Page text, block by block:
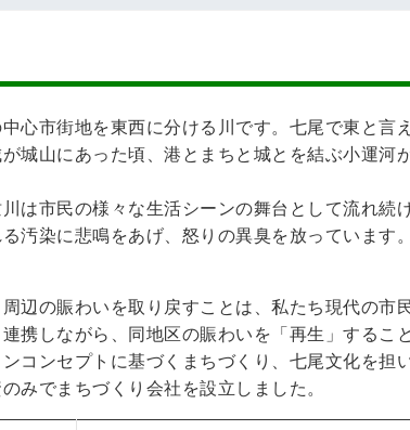
心市街地を東西に分ける川です。七尾で東と言
城山にあった頃、港とまちと城とを結ぶ小運
は市民の様々な生活シーンの舞台として流れ続
汚染に悲鳴をあげ、怒りの異臭を放っていま
辺の賑わいを取り戻すことは、私たち現代の
携しながら、同地区の賑わいを「再生」するこ
コンセプトに基づくまちづくり、七尾文化を
みでまちづくり会社を設立しました。